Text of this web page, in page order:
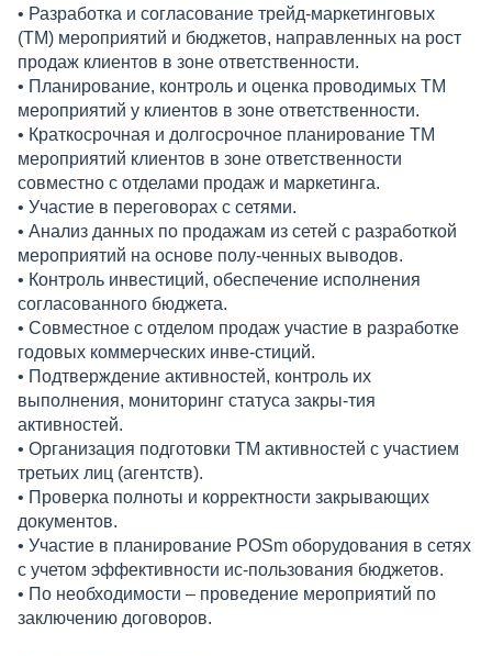
• Разработка и согласование трейд-маркетинговых
(ТМ) мероприятий и бюджетов, направленных на рост
продаж клиентов в зоне ответственности.
• Планирование, контроль и оценка проводимых ТМ
мероприятий у клиентов в зоне ответственности.
• Краткосрочная и долгосрочное планирование ТМ
мероприятий клиентов в зоне ответственности
совместно с отделами продаж и маркетинга.
• Участие в переговорах с сетями.
• Анализ данных по продажам из сетей с разработкой
мероприятий на основе полу-ченных выводов.
• Контроль инвестиций, обеспечение исполнения
согласованного бюджета.
• Совместное с отделом продаж участие в разработке
годовых коммерческих инве-стиций.
• Подтверждение активностей, контроль их
выполнения, мониторинг статуса закры-тия
активностей.
• Организация подготовки ТМ активностей с участием
третьих лиц (агентств).
• Проверка полноты и корректности закрывающих
документов.
• Участие в планирование POSm оборудования в сетях
с учетом эффективности ис-пользования бюджетов.
• По необходимости – проведение мероприятий по
заключению договоров.